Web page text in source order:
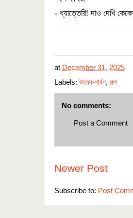
- ধ্যাত্তেরি! দাও দেখি
at December 31, 2025
Labels: উৎসব-পার্বণ, গল্প
No comments:
Post a Comment
Newer Post
Subscribe to: Post